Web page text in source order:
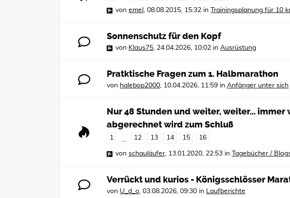
von emel , 08.08.2015, 15:32 in Trainingsplanung für 10
Sonnenschutz für den Kopf
von Klaus75, 24.04.2026, 10:02 in Ausrüstung
Pratktische Fragen zum 1. Halbmarathon
von halebop2000, 10.04.2026, 11:59 in Anfänger unter sich
Nur 48 Stunden und weiter, weiter... immer
abgerechnet wird zum Schluß
1 12 13 14 15 16
von schauläufer 13.01.2020, 22:53 in Tagebücher /
Verrückt und kurios - Königsschlösser
von U_d_o 03.08.2026, 09:30 in Laufberichte